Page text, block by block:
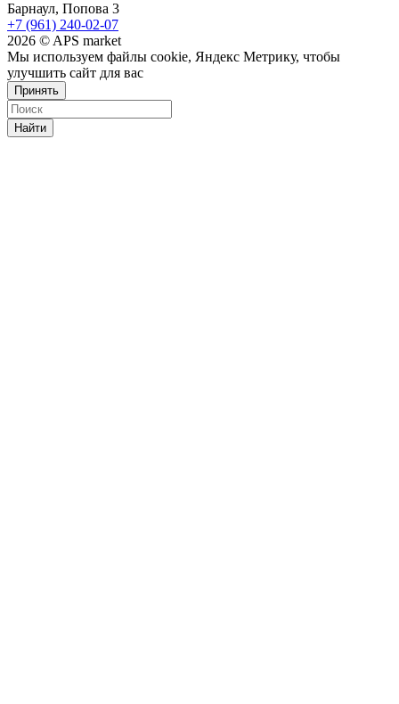
Барнаул, Попова 3
+7 (961) 240-02-07
2026 © APS market
Мы используем файлы cookie, Яндекс Метрику, чтобы
улучшить сайт для вас
Принять
Найти